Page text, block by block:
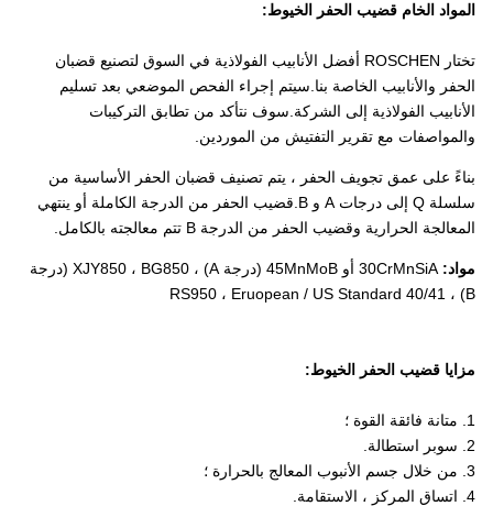
المواد الخام قضيب الحفر الخيوط:
تختار ROSCHEN أفضل الأنابيب الفولاذية في السوق لتصنيع قضبان
الحفر والأنابيب الخاصة بنا.سيتم إجراء الفحص الموضعي بعد تسليم
الأنابيب الفولاذية إلى الشركة.سوف نتأكد من تطابق التركيبات
والمواصفات مع تقرير التفتيش من الموردين.
بناءً على عمق تجويف الحفر ، يتم تصنيف قضبان الحفر الأساسية من
سلسلة Q إلى درجات A و B.قضيب الحفر من الدرجة الكاملة أو ينتهي
المعالجة الحرارية وقضيب الحفر من الدرجة B تتم معالجته بالكامل.
مواد:
30CrMnSiA أو 45MnMoB (درجة A) ، XJY850 ، BG850 (درجة
B) ، RS950 ، Eruopean / US Standard 40/41
مزايا قضيب الحفر الخيوط:
1. متانة فائقة القوة ؛
2. سوبر استطالة.
3. من خلال جسم الأنبوب المعالج بالحرارة ؛
4. اتساق المركز ، الاستقامة.